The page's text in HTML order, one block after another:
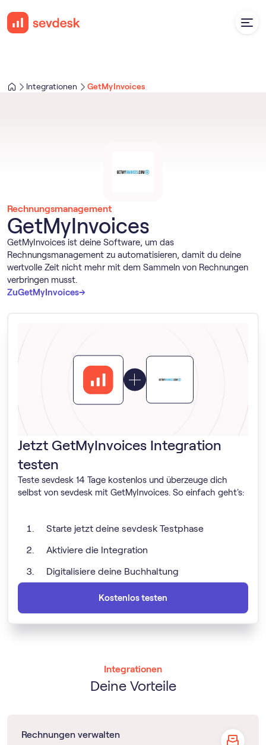
Integrationen GetMyInvoices
Rechnungsmanagement
GetMyInvoices
GetMyInvoices ist deine Software, um das
Rechnungsmanagement zu automatisieren, damit du deine
wertvolle Zeit nicht mehr mit dem Sammeln von Rechnungen
verbringen musst.
ZuGetMyInvoices→
→
Jetzt GetMyInvoices Integration
testen
Teste sevdesk 14 Tage kostenlos und überzeuge dich
selbst von sevdesk mit GetMyInvoices. So einfach geht's:
Starte jetzt deine sevdesk Testphase
Aktiviere die Integration
Digitalisiere deine Buchhaltung
Kostenlos testen
Integrationen
Deine Vorteile
Rechnungen verwalten